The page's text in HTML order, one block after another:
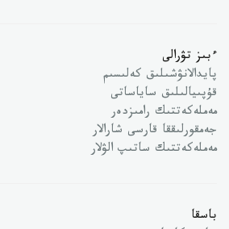
ءبىز تۋرالى
پايدالانۋشىلىق كەلىسىم
قۇپىيالىلىق ساياساتى
مەملەكەتتىك رامىزدەر
جەمقورلىققا قارسى شارالار
مەملەكەتتىك ساتىپ الۋلار
باسقا